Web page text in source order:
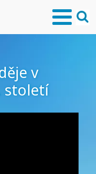
v
století